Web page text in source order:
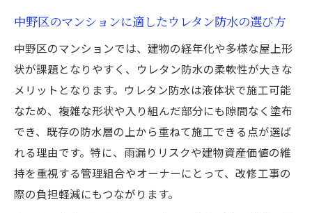
中野区のマンションに適したウレタン防水の選び方
中野区のマンションでは、建物の経年化や多様な屋上形
状が課題となりやすく、ウレタン防水の柔軟性が大きな
メリットとなります。ウレタン防水は液体状で施工可能
なため、複雑な形状や入り組んだ部分にも隙間なく塗布
でき、既存の防水層の上から重ねて施工できる点が選ば
れる理由です。特に、雨漏りリスクや建物資産価値の維
持を重視する管理組合やオーナーにとって、改修工事の
際の負担軽減にもつながります。